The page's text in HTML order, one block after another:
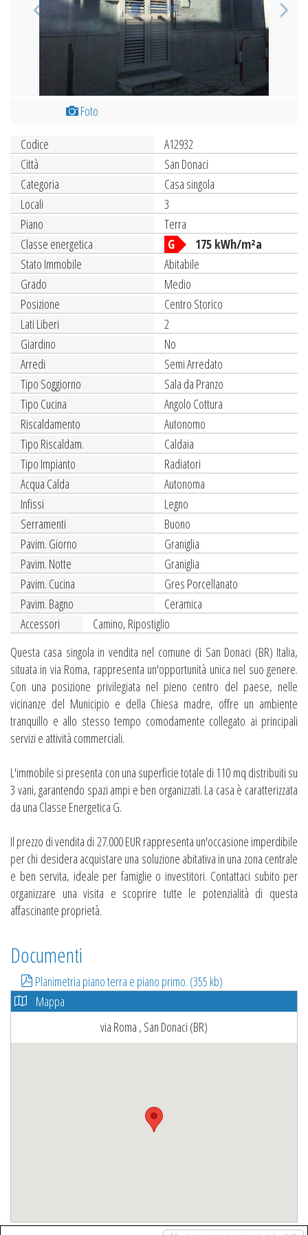
Foto
Codice
A12932
Città
San Donaci
Categoria
Casa singola
Locali
3
Piano
Terra
Classe energetica
G
175 kWh/m²a
Stato Immobile
Abitabile
Grado
Medio
Posizione
Centro Storico
Lati Liberi
2
Giardino
No
Arredi
Semi Arredato
Tipo Soggiorno
Sala da Pranzo
Tipo Cucina
Angolo Cottura
Riscaldamento
Autonomo
Tipo Riscaldam.
Caldaia
Tipo Impianto
Radiatori
Acqua Calda
Autonoma
Infissi
Legno
Serramenti
Buono
Pavim. Giorno
Graniglia
Pavim. Notte
Graniglia
Pavim. Cucina
Gres Porcellanato
Pavim. Bagno
Ceramica
Accessori
Camino, Ripostiglio
Questa casa singola in vendita nel comune di San Donaci (BR) Italia,
situata in via Roma, rappresenta un'opportunità unica nel suo genere.
Con una posizione privilegiata nel pieno centro del paese, nelle
vicinanze del Municipio e della Chiesa madre, offre un ambiente
tranquillo e allo stesso tempo comodamente collegato ai principali
servizi e attività commerciali.
L'immobile si presenta con una superficie totale di 110 mq distribuiti su
3 vani, garantendo spazi ampi e ben organizzati. La casa è caratterizzata
da una Classe Energetica G.
Il prezzo di vendita di 27.000 EUR rappresenta un'occasione imperdibile
per chi desidera acquistare una soluzione abitativa in una zona centrale
e ben servita, ideale per famiglie o investitori. Contattaci subito per
organizzare una visita e scoprire tutte le potenzialità di questa
affascinante proprietà.
Documenti
Planimetria piano terra e piano primo. (355 kb)
Mappa
via Roma , San Donaci (BR)